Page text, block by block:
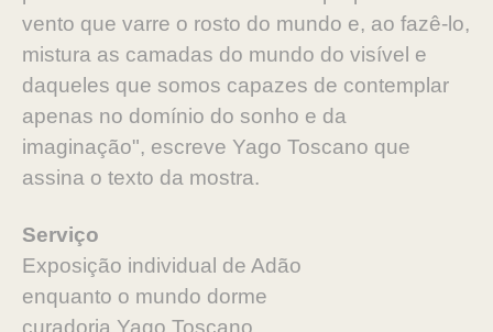
vento que varre o rosto do mundo e, ao fazê-lo,
mistura as camadas do mundo do visível e
daqueles que somos capazes de contemplar
apenas no domínio do sonho e da
imaginação", escreve Yago Toscano que
assina o texto da mostra.
Serviço
Exposição individual de Adão
enquanto o mundo dorme
curadoria Yago Toscano